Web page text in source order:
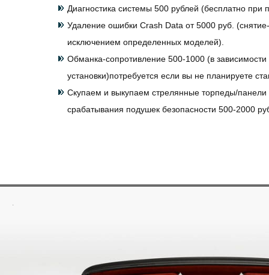
Диагностика системы 500 рублей (бесплатно при
Удаление ошибки Crash Data от 5000 руб. (снятие-
исключением определенных моделей).
Обманка-сопротивление 500-1000 (в зависимости
установки)потребуется если вы не планируете
Скупаем и выкупаем стрелянные торпеды/панели
срабатывания подушек безопасности 500-2000
.